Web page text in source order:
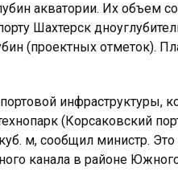
акватории. Их объем
Шахтерск
(проектных отметок).
инфраструктуры,
(Корсаковский
м, сообщил министр.
канала в районе